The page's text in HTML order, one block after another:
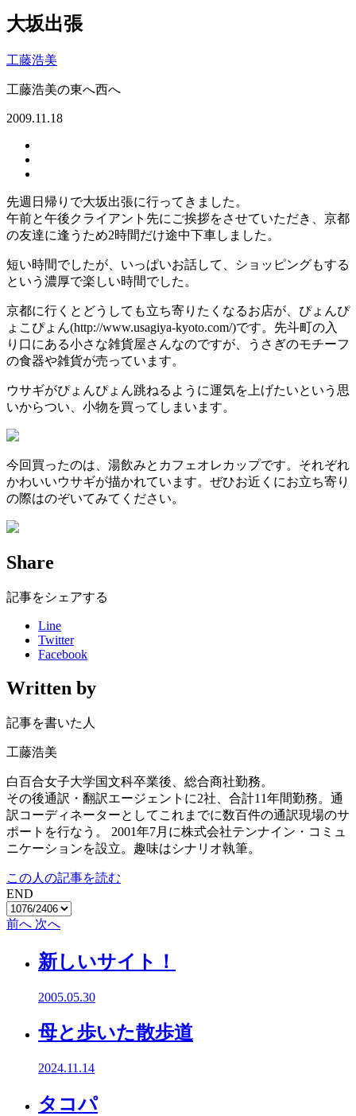
大坂出張
工藤浩美
工藤浩美の東へ西へ
2009.11.18
先週日帰りで大坂出張に行ってきました。
午前と午後クライアント先にご挨拶をさせていただき、京都
の友達に逢うため2時間だけ途中下車しました。
短い時間でしたが、いっぱいお話して、ショッピングもする
という濃厚で楽しい時間でした。
京都に行くとどうしても立ち寄りたくなるお店が、ぴょんぴ
ょこぴょん(http://www.usagiya-kyoto.com/)です。先斗町の入
り口にある小さな雑貨屋さんなのですが、うさぎのモチーフ
の食器や雑貨が売っています。
ウサギがぴょんぴょん跳ねるように運気を上げたいという思
いからつい、小物を買ってしまいます。
今回買ったのは、湯飲みとカフェオレカップです。それぞれ
かわいいウサギが描かれています。ぜひお近くにお立ち寄り
の際はのぞいてみてください。
Share
記事をシェアする
Line
Twitter
Facebook
Written by
記事を書いた人
工藤浩美
白百合女子大学国文科卒業後、総合商社勤務。
その後通訳・翻訳エージェントに2社、合計11年間勤務。通
訳コーディネーターとしてこれまでに数百件の通訳現場のサ
ポートを行なう。 2001年7月に株式会社テンナイン・コミュ
ニケーションを設立。趣味はシナリオ執筆。
この人の記事を読む
END
前へ 次へ
新しいサイト！
2005.05.30
母と歩いた散歩道
2024.11.14
タコパ